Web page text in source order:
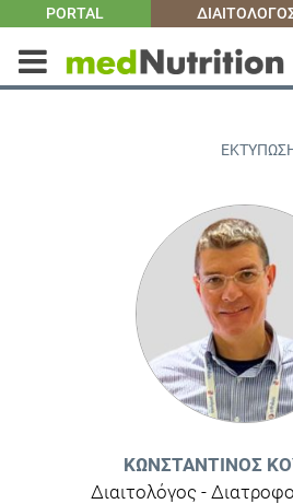
PORTAL
ΚΩΝΣΤΑΝΤΊΝΟΣ
Διαιτολόγος -